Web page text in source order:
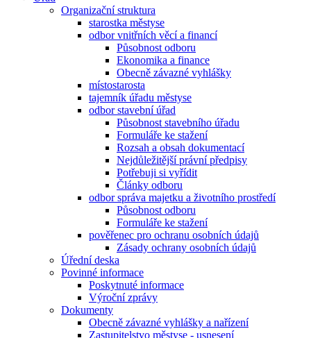
Organizační struktura
starostka městyse
odbor vnitřních věcí a financí
Působnost odboru
Ekonomika a finance
Obecně závazné vyhlášky
místostarosta
tajemník úřadu městyse
odbor stavební úřad
Působnost stavebního úřadu
Formuláře ke stažení
Rozsah a obsah dokumentací
Nejdůležitější právní předpisy
Potřebuji si vyřídit
Články odboru
odbor správa majetku a životního prostředí
Působnost odboru
Formuláře ke stažení
pověřenec pro ochranu osobních údajů
Zásady ochrany osobních údajů
Úřední deska
Povinné informace
Poskytnuté informace
Výroční zprávy
Dokumenty
Obecně závazné vyhlášky a nařízení
Zastupitelstvo městyse - usnesení